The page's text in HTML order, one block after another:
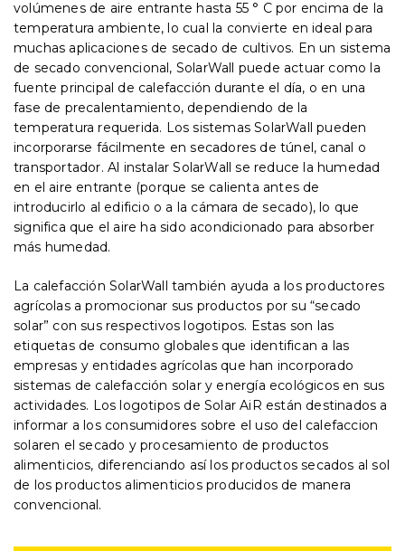
volúmenes de aire entrante hasta 55 ° C por encima de la
temperatura ambiente, lo cual la convierte en ideal para
muchas aplicaciones de secado de cultivos. En un sistema
de secado convencional, SolarWall puede actuar como la
fuente principal de calefacción durante el día, o en una
fase de precalentamiento, dependiendo de la
temperatura requerida. Los sistemas SolarWall pueden
incorporarse fácilmente en secadores de túnel, canal o
transportador. Al instalar SolarWall se reduce la humedad
en el aire entrante (porque se calienta antes de
introducirlo al edificio o a la cámara de secado), lo que
significa que el aire ha sido acondicionado para absorber
más humedad.
La calefacción SolarWall también ayuda a los productores
agrícolas a promocionar sus productos por su “secado
solar” con sus respectivos logotipos. Estas son las
etiquetas de consumo globales que identifican a las
empresas y entidades agrícolas que han incorporado
sistemas de calefacción solar y energía ecológicos en sus
actividades. Los logotipos de Solar AiR están destinados a
informar a los consumidores sobre el uso del calefaccion
solaren el secado y procesamiento de productos
alimenticios, diferenciando así los productos secados al sol
de los productos alimenticios producidos de manera
convencional.